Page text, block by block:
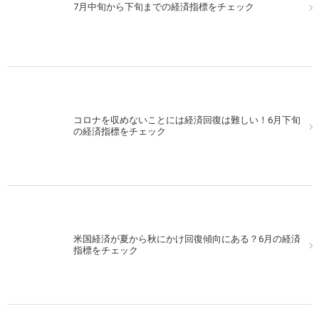
7月中旬から下旬までの経済指標をチェック
コロナを収めないことには経済回復は難しい！6月下旬
の経済指標をチェック
米国経済が夏から秋にかけ回復傾向にある？6月の経済
指標をチェック